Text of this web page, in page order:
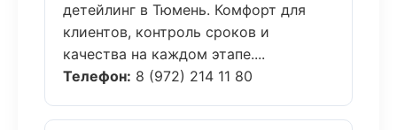
детейлинг в Тюмень. Комфорт для
клиентов, контроль сроков и
качества на каждом этапе....
Телефон: 8 (972) 214 11 80